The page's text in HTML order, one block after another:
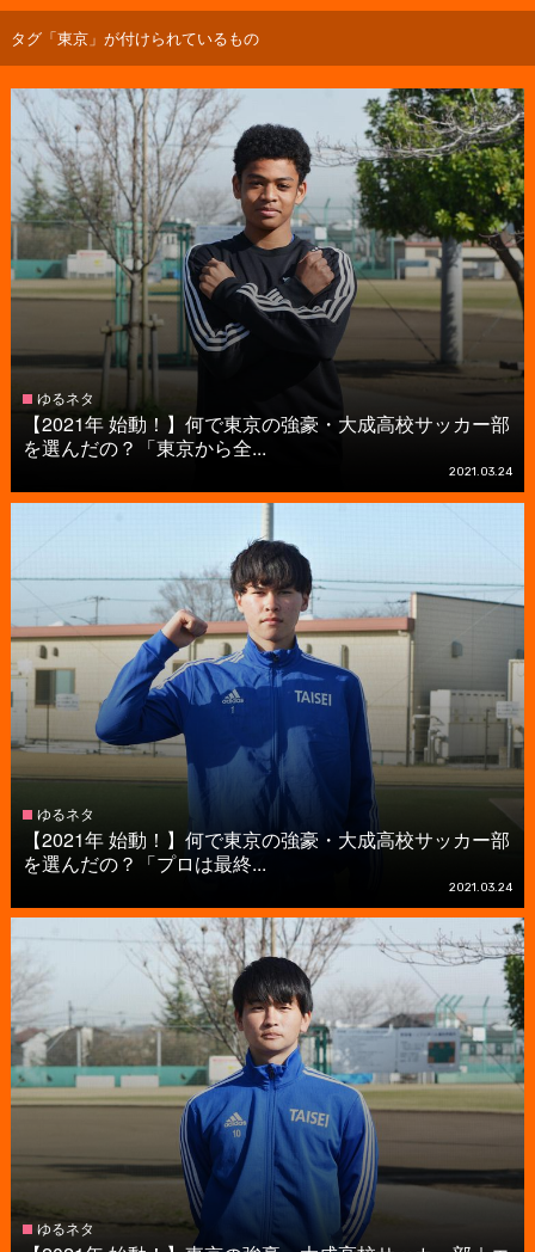
タグ「東京」が付けられているもの
ゆるネタ
【2021年 始動！】何で東京の強豪・大成高校サッカー部
を選んだの？「東京から全...
2021.03.24
ゆるネタ
【2021年 始動！】何で東京の強豪・大成高校サッカー部
を選んだの？「プロは最終...
2021.03.24
ゆるネタ